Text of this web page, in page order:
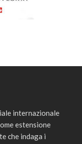
internazionale
estensione
che indaga i